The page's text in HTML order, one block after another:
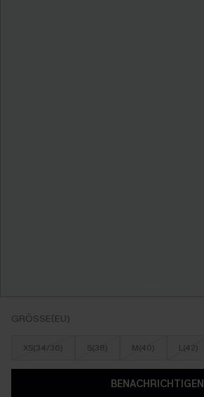
GRÖSSE(EU)
XS(34/36) S(38) M(40) L(42)
BENACHRICHTIGEN